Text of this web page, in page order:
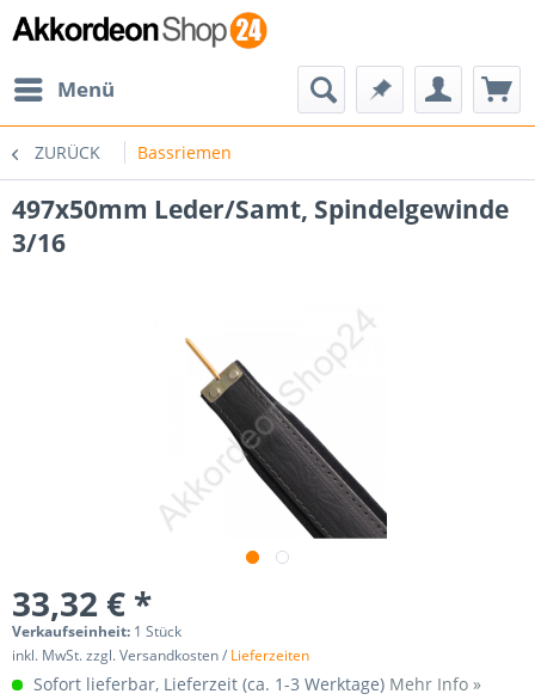
Menü
ZURÜCK Bassriemen
497x50mm Leder/Samt, Spindelgewinde
3/16
33,32 € *
Verkaufseinheit: 1 Stück
inkl. MwSt. zzgl. Versandkosten / Lieferzeiten
Sofort lieferbar, Lieferzeit (ca. 1-3 Werktage) Mehr Info »